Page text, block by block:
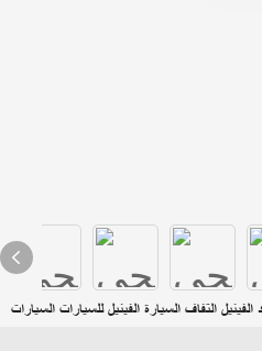
التفاف السيارة الفينيل للسيارات السيارات